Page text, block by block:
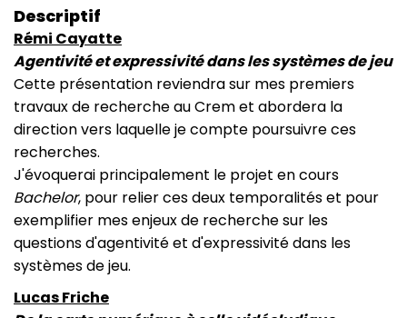
Descriptif
Rémi Cayatte
Agentivité et expressivité dans les systèmes de jeu
Cette présentation reviendra sur mes premiers
travaux de recherche au Crem et abordera la
direction vers laquelle je compte poursuivre ces
recherches.
J'évoquerai principalement le projet en cours
Bachelor, pour relier ces deux temporalités et pour
exemplifier mes enjeux de recherche sur les
questions d'agentivité et d'expressivité dans les
systèmes de jeu.
Lucas Friche